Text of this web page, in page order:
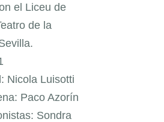
el Liceu de
de la
Nicola Luisotti
Paco Azorín
Sondra